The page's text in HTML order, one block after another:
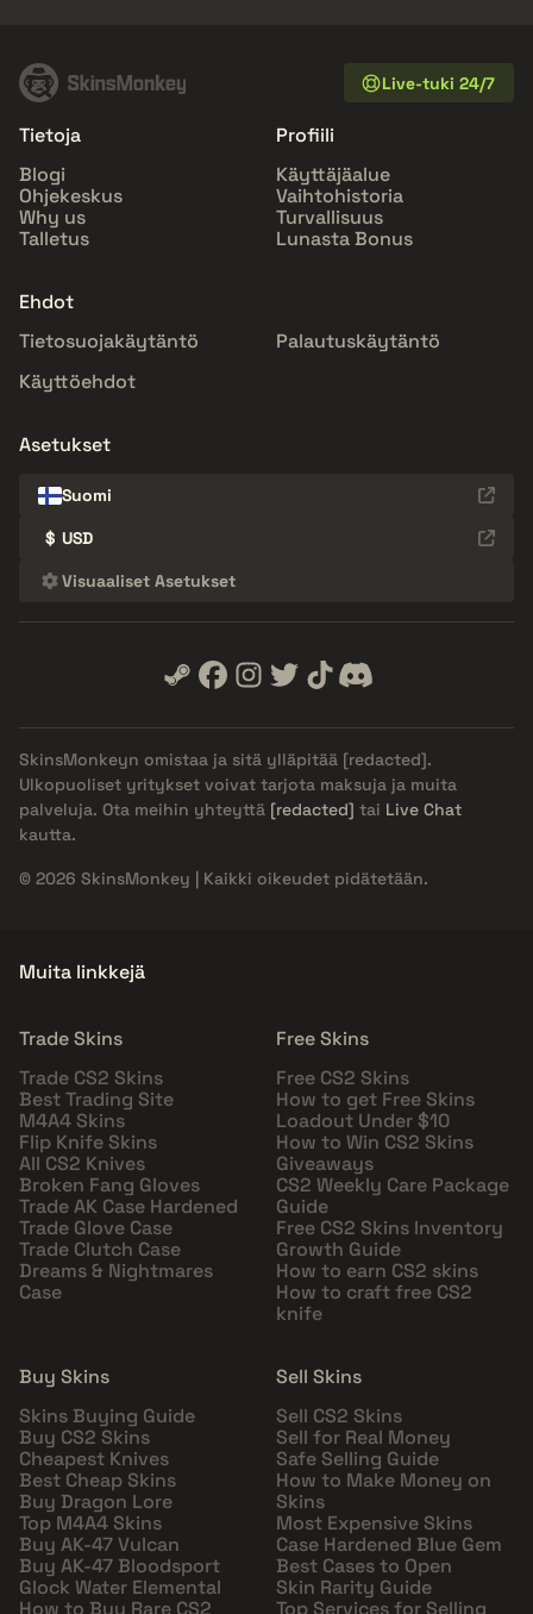
Live-tuki 24/7
Tietoja
Blogi
Ohjekeskus
Why us
Talletus
Profiili
Käyttäjäalue
Vaihtohistoria
Turvallisuus
Lunasta Bonus
Ehdot
Tietosuojakäytäntö
Palautuskäytäntö
Käyttöehdot
Asetukset
Suomi
$ USD
Visuaaliset Asetukset
SkinsMonkeyn omistaa ja sitä ylläpitää [redacted].
Ulkopuoliset yritykset voivat tarjota maksuja ja muita
palveluja. Ota meihin yhteyttä [redacted] tai Live Chat
kautta.
© 2026 SkinsMonkey | Kaikki oikeudet pidätetään.
Muita linkkejä
Trade Skins
Trade CS2 Skins
Best Trading Site
M4A4 Skins
Flip Knife Skins
All CS2 Knives
Broken Fang Gloves
Trade AK Case Hardened
Trade Glove Case
Trade Clutch Case
Dreams & Nightmares
Case
Free Skins
Free CS2 Skins
How to get Free Skins
Loadout Under $10
How to Win CS2 Skins
Giveaways
CS2 Weekly Care Package
Guide
Free CS2 Skins Inventory
Growth Guide
How to earn CS2 skins
How to craft free CS2
knife
Buy Skins
Skins Buying Guide
Buy CS2 Skins
Cheapest Knives
Best Cheap Skins
Buy Dragon Lore
Top M4A4 Skins
Buy AK-47 Vulcan
Buy AK-47 Bloodsport
Glock Water Elemental
How to Buy Rare CS2
Sell Skins
Sell CS2 Skins
Sell for Real Money
Safe Selling Guide
How to Make Money on
Skins
Most Expensive Skins
Case Hardened Blue Gem
Best Cases to Open
Skin Rarity Guide
Top Services for Selling